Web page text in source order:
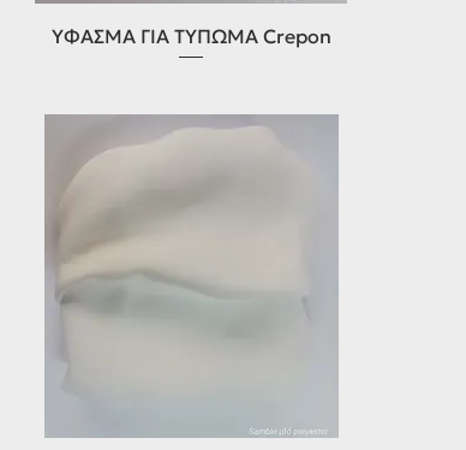
Γρήγορη προβολή
ΥΦΑΣΜΑ ΓΙΑ ΤΥΠΩΜΑ Crepon